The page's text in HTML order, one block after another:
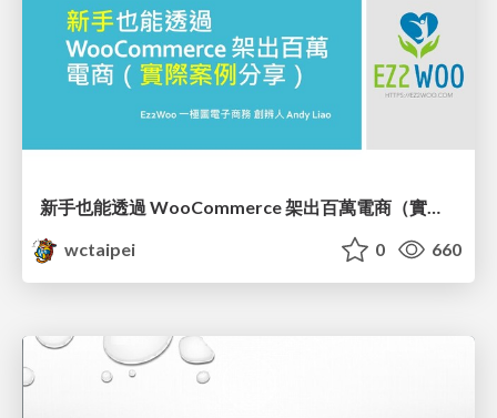
新手也能透過 WooCommerce 架出百萬電商（實際案例分享）/ Real World Building WooCommerce Site for Beginners_廖震宇 / Andy Liao
wctaipei
0 660